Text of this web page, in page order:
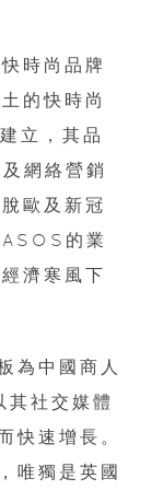
時尚品牌
的快時尚
立，其品
網絡營銷
歐及新冠
的業
濟寒風下
為中國商人
社交媒體
快速增長。
唯獨是英國